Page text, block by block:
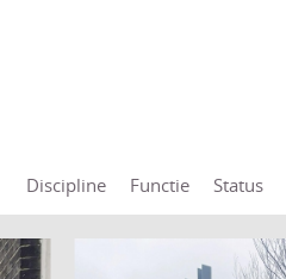
Discipline Functie Status